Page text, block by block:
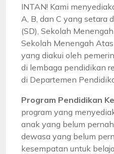
INTAN! Kami
A, B, dan C yang setara
(SD), Sekolah
Sekolah Menengah
yang diakui oleh
di lembaga pendidikan
di Departemen
Program Pendidikan
program yang
anak yang belum
dewasa yang belum
kesempatan untuk